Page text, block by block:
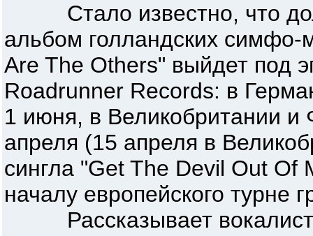
Стало известно, что
альбом голландских симфо-
Are The Others" выйдет под
Roadrunner Records: в
1 июня, в Великобритании
апреля (15 апреля в
сингла "Get The Devil Out Of
началу европейского турне
Рассказывает